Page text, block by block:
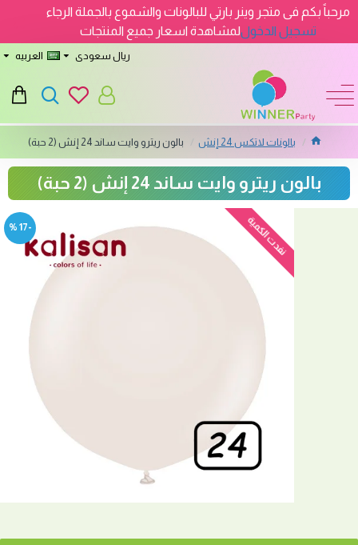
مرحباً بكم فى متجر وينر بارتي للبالونات والشموع بالجملة الرجاء
تسجيل الدخوللمشاهدة اسعار جميع المنتجات
ريال سعودى العربيه
بالونات لاتكس 24 إنش بالون ريترو وايت ساند 24 إنش (2 حبة)
بالون ريترو وايت ساند 24 إنش (2 حبة)
-17 % نفدت الكمية